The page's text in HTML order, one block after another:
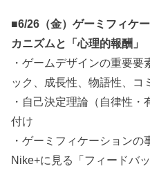
■6/26（金）ゲーミフィケ
カニズムと「心理的報酬」
・ゲームデザインの重要
ック、成長性、物語性、コ
・自己決定理論（自律性
付け
・ゲーミフィケーション
Nike+に見る「フィードバ